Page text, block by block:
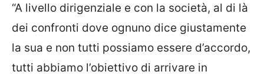
“A livello dirigenziale e con la società, al di là
dei confronti dove ognuno dice giustamente
la sua e non tutti possiamo essere d’accordo,
tutti abbiamo l’obiettivo di arrivare in